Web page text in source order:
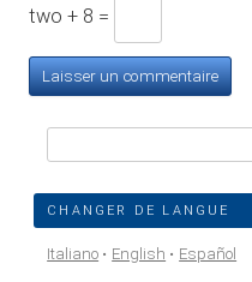
two + 8 =
CHANGER DE LANGUE
Italiano English Español